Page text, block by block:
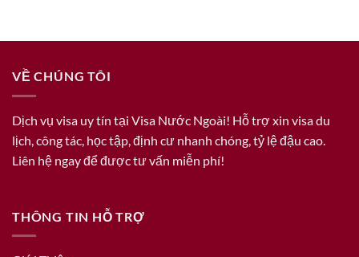
VỀ CHÚNG TÔI
Dịch vụ visa uy tín tại Visa Nước Ngoài! Hỗ trợ xin visa du
lịch, công tác, học tập, định cư nhanh chóng, tỷ lệ đậu cao.
Liên hệ ngay để được tư vấn miễn phí!
THÔNG TIN HỖ TRỢ